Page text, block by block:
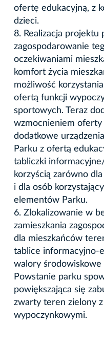
ofertę edukacyjną, z
dzieci.
8. Realizacja projektu
zagospodarowanie
oczekiwaniami
komfort życia
możliwość
ofertą funkcji
sportowych. Teraz
wzmocnieniem oferty
dodatkowe
Parku z ofertą
tabliczki
korzyścią zarówno
i dla osób
elementów Parku.
6. Zlokalizowanie w
zamieszkania
dla mieszkańców
tablice informacyjno-
walory
Powstanie parku
powiększająca się
zwarty teren zielony
wypoczynkowymi.